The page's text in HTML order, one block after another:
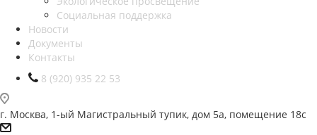
Социальная поддержка
Новости
Документы
Контакты
8 (920) 935 22 53
г. Москва, 1-ый Магистральный тупик, дом 5а, помещение 18с